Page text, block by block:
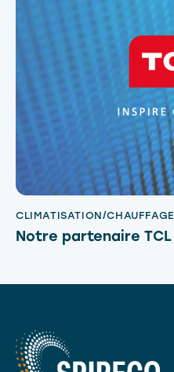
CLIMATISATION/CHAUFFAGE
Notre partenaire TCL